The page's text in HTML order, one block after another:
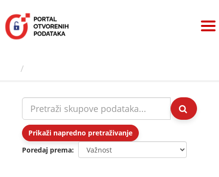
sadržaj
Prikaži napredno pretraživanje
Poredaj prema